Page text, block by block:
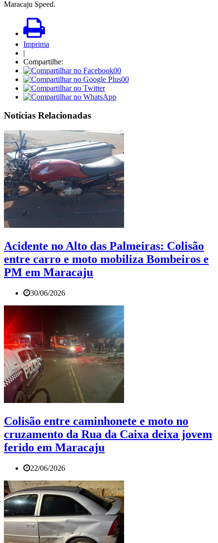
Maracaju Speed.
Imprima
|
Compartilhe:
00
00
Notícias Relacionadas
Acidente no Alto das Palmeiras: Colisão
entre carro e moto mobiliza Bombeiros e
PM em Maracaju
30/06/2026
Colisão entre caminhonete e moto no
cruzamento da Rua da Caixa deixa jovem
ferido em Maracaju
22/06/2026